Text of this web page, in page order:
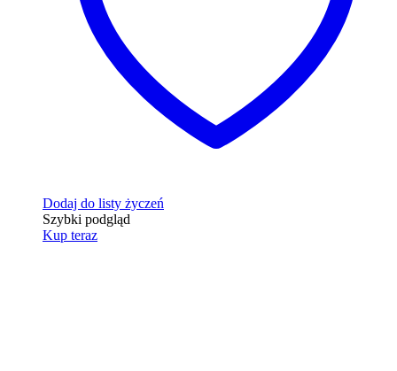
Dodaj do listy życzeń
Szybki podgląd
Kup teraz